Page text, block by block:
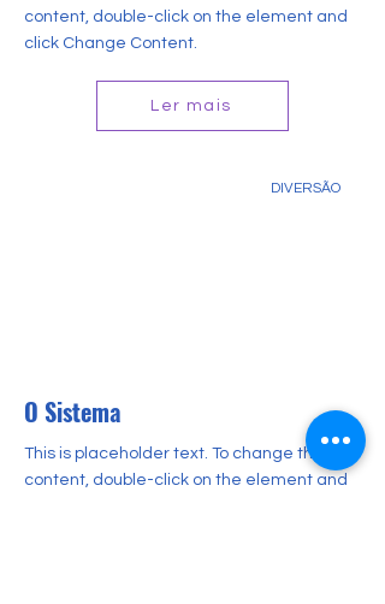
content, double-click on the element and
click Change Content.
Ler mais
DIVERSÃO
O Sistema
This is placeholder text. To change this
content, double-click on the element and